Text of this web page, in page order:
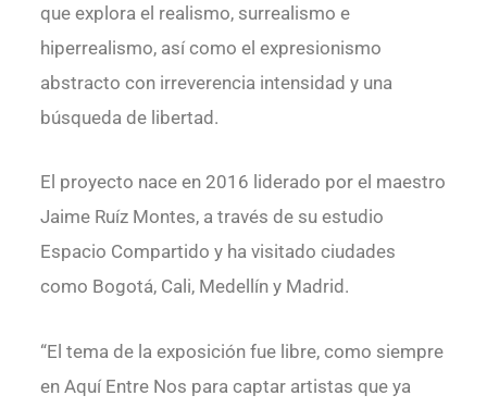
que explora el realismo, surrealismo e
hiperrealismo, así como el expresionismo
abstracto con irreverencia intensidad y una
búsqueda de libertad.
El proyecto nace en 2016 liderado por el maestro
Jaime Ruíz Montes, a través de su estudio
Espacio Compartido y ha visitado ciudades
como Bogotá, Cali, Medellín y Madrid.
“El tema de la exposición fue libre, como siempre
en Aquí Entre Nos para captar artistas que ya